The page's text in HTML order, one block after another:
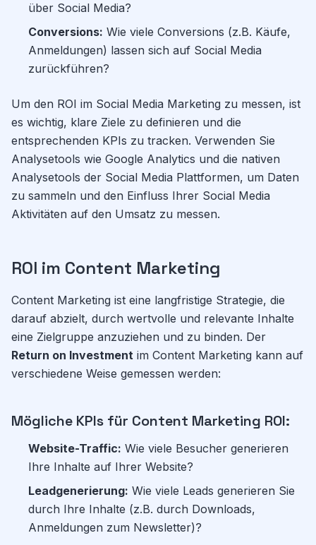
über Social Media?
Conversions: Wie viele Conversions (z.B. Käufe,
Anmeldungen) lassen sich auf Social Media
zurückführen?
Um den ROI im Social Media Marketing zu messen, ist
es wichtig, klare Ziele zu definieren und die
entsprechenden KPIs zu tracken. Verwenden Sie
Analysetools wie Google Analytics und die nativen
Analysetools der Social Media Plattformen, um Daten
zu sammeln und den Einfluss Ihrer Social Media
Aktivitäten auf den Umsatz zu messen.
ROI im Content Marketing
Content Marketing ist eine langfristige Strategie, die
darauf abzielt, durch wertvolle und relevante Inhalte
eine Zielgruppe anzuziehen und zu binden. Der
Return on Investment im Content Marketing kann auf
verschiedene Weise gemessen werden:
Mögliche KPIs für Content Marketing ROI:
Website-Traffic: Wie viele Besucher generieren
Ihre Inhalte auf Ihrer Website?
Leadgenerierung: Wie viele Leads generieren Sie
durch Ihre Inhalte (z.B. durch Downloads,
Anmeldungen zum Newsletter)?